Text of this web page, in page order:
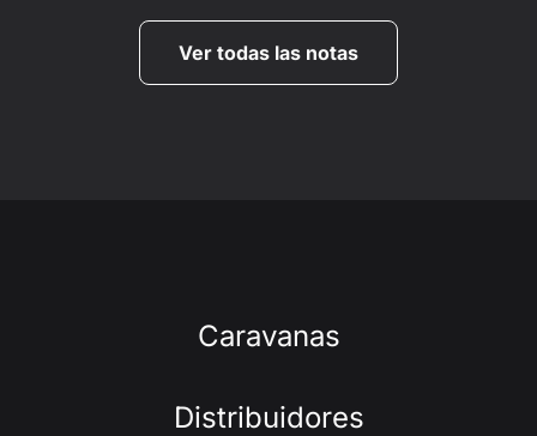
Ver todas las notas
Caravanas
Distribuidores